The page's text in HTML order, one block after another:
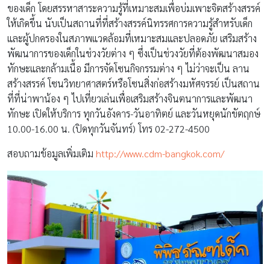
ของเด็ก โดยสรรหาสาระความรู้ที่เหมาะสมเพื่อบ่มเพาะจิตสร้างสรรค์
ให้เกิดขึ้น นับเป็นสถานที่ที่สร้างสรรค์นิทรรศการความรู้สำหรับเด็ก
และผู้ปกครองในสภาพแวดล้อมที่เหมาะสมและปลอดภัย เสริมสร้าง
พัฒนาการของเด็กในช่วงวัยต่าง ๆ ซึ่งเป็นช่วงวัยที่ต้องพัฒนาสมอง
ทักษะและกล้ามเนื้อ มีการจัดโซนกิจกรรมต่าง ๆ ไม่ว่าจะเป็น ลาน
สร้างสรรค์ โซนวิทยาศาสตร์หรือโซนสิ่งก่อสร้างมหัศจรรย์ เป็นสถาน
ที่ที่น่าพาน้อง ๆ ไปเที่ยวเล่นเพื่อเสริมสร้างจินตนาการและพัฒนา
ทักษะ เปิดให้บริการ ทุกวันอังคาร-วันอาทิตย์ และวันหยุดนักขัตฤกษ์
10.00-16.00 น. (ปิดทุกวันจันทร์) โทร 02-272-4500
สอบถามข้อมูลเพิ่มเติม http://www.cdm-bangkok.com/